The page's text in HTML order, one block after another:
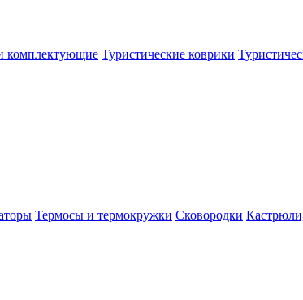
комплектующие Туристические коврики
Термосы и термокружки Сковородки